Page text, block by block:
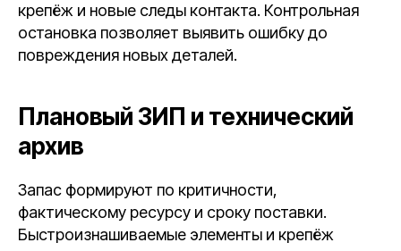
крепёж и новые следы контакта. Контрольная
остановка позволяет выявить ошибку до
повреждения новых деталей.
Плановый ЗИП и технический
архив
Запас формируют по критичности,
фактическому ресурсу и сроку поставки.
Быстроизнашиваемые элементы и крепёж